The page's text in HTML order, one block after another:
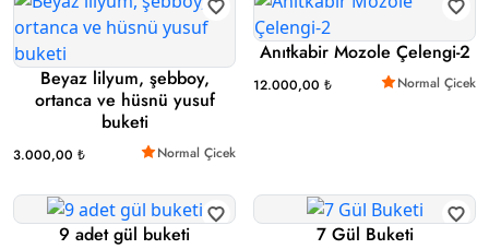
Beyaz lilyum, şebboy,
ortanca ve hüsnü yusuf
buketi
3.000,00 ₺ Normal Çicek
Anıtkabir Mozole Çelengi-2
12.000,00 ₺ Normal Çicek
9 adet gül buketi 7 Gül Buketi